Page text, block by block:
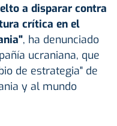
a disparar contra
crítica en el
, ha denunciado
ucraniana, que
de estrategia" de
y al mundo